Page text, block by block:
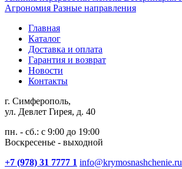
Агрономия Разные направления
Главная
Каталог
Доставка и оплата
Гарантия и возврат
Новости
Контакты
г. Симферополь,
ул. Девлет Гирея, д. 40
пн. - сб.: с 9:00 до 19:00
Воскресенье - выходной
+7 (978) 31 7777 1 info@krymosnashchenie.ru